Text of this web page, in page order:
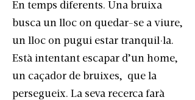
En temps diferents. Una bruixa
busca un lloc on quedar-se a viure,
un lloc on pugui estar tranquil·la.
Està intentant escapar d’un home,
un caçador de bruixes, que la
persegueix. La seva recerca farà